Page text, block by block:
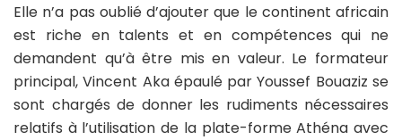
Elle n’a pas oublié d’ajouter que le continent africain
est riche en talents et en compétences qui ne
demandent qu’à être mis en valeur. Le formateur
principal, Vincent Aka épaulé par Youssef Bouaziz se
sont chargés de donner les rudiments nécessaires
relatifs à l’utilisation de la plate-forme Athéna avec